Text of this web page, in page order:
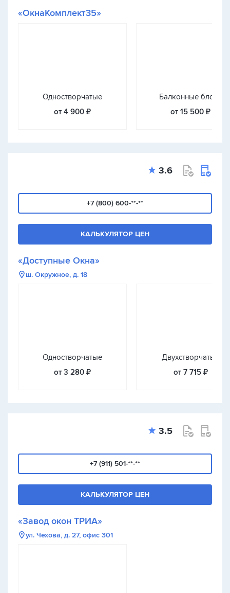
«ОкнаКомплект35»
Одностворчатые
от 4 900 ₽
Балконные блоки
от 15 500 ₽
3.6
+7 (800) 600-**-**
КАЛЬКУЛЯТОР ЦЕН
«Доступные Окна»
ш. Окружное, д. 18
Одностворчатые
от 3 280 ₽
Двухстворчатые
от 7 715 ₽
3.5
+7 (911) 501-**-**
КАЛЬКУЛЯТОР ЦЕН
«Завод окон ТРИА»
ул. Чехова, д. 27, офис 301